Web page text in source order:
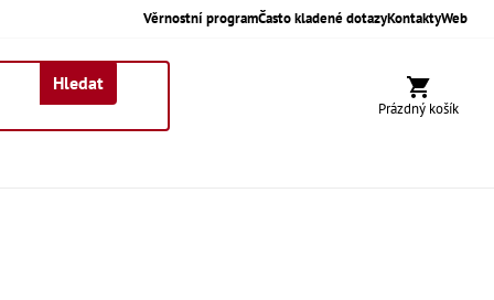
Věrnostní programČasto kladené dotazyKontaktyWeb
Hledat
Nákupní
Prázdný košík